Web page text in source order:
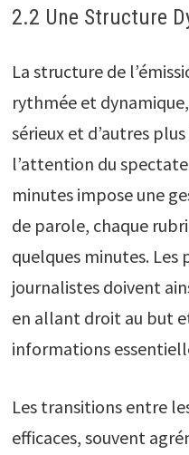
2.2 Une Structure
La structure de
rythmée et
sérieux et d’autres
l’attention du
minutes impose une
de parole, chaque
quelques minutes. Les
journalistes doivent
en allant droit au but
informations
Les transitions entre
efficaces, souvent